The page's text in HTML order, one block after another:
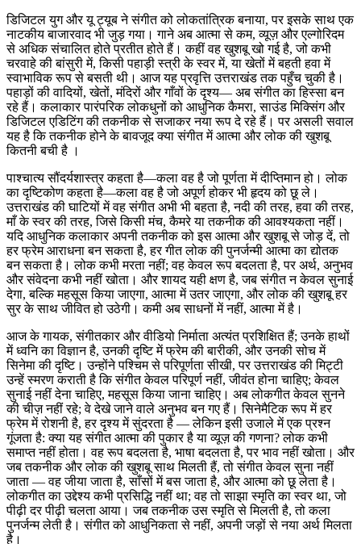
डिजिटल युग और यू ट्यूब ने संगीत को लोकतांत्रिक बनाया, पर इसके साथ एक
नाटकीय बाजारवाद भी जुड़ गया। गाने अब आत्मा से कम, व्यूज़ और एल्गोरिदम
से अधिक संचालित होते प्रतीत होते हैं। कहीं वह खुशबू खो गई है, जो कभी
चरवाहे की बांसुरी में, किसी पहाड़ी स्त्री के स्वर में, या खेतों में बहती हवा में
स्वाभाविक रूप से बसती थी। आज यह प्रवृत्ति उत्तराखंड तक पहुँच चुकी है।
पहाड़ों की वादियों, खेतों, मंदिरों और गाँवों के दृश्य— अब संगीत का हिस्सा बन
रहे हैं। कलाकार पारंपरिक लोकधुनों को आधुनिक कैमरा, साउंड मिक्सिंग और
डिजिटल एडिटिंग की तकनीक से सजाकर नया रूप दे रहे हैं। पर असली सवाल
यह है कि तकनीक होने के बावजूद क्या संगीत में आत्मा और लोक की खुशबू
कितनी बची है ।
पाश्चात्य सौंदर्यशास्त्र कहता है—कला वह है जो पूर्णता में दीप्तिमान हो। लोक
का दृष्टिकोण कहता है—कला वह है जो अपूर्ण होकर भी हृदय को छू ले।
उत्तराखंड की घाटियों में वह संगीत अभी भी बहता है, नदी की तरह, हवा की तरह,
माँ के स्वर की तरह, जिसे किसी मंच, कैमरे या तकनीक की आवश्यकता नहीं।
यदि आधुनिक कलाकार अपनी तकनीक को इस आत्मा और खुशबू से जोड़ दें, तो
हर फ्रेम आराधना बन सकता है, हर गीत लोक की पुनर्जन्मी आत्मा का द्योतक
बन सकता है। लोक कभी मरता नहीं; वह केवल रूप बदलता है, पर अर्थ, अनुभव
और संवेदना कभी नहीं खोता। और शायद यही क्षण है, जब संगीत न केवल सुनाई
देगा, बल्कि महसूस किया जाएगा, आत्मा में उतर जाएगा, और लोक की खुशबू हर
सुर के साथ जीवित हो उठेगी। कमी अब साधनों में नहीं, आत्मा में है।
आज के गायक, संगीतकार और वीडियो निर्माता अत्यंत प्रशिक्षित हैं; उनके हाथों
में ध्वनि का विज्ञान है, उनकी दृष्टि में फ्रेम की बारीकी, और उनकी सोच में
सिनेमा की दृष्टि। उन्होंने पश्चिम से परिपूर्णता सीखी, पर उत्तराखंड की मिट्टी
उन्हें स्मरण कराती है कि संगीत केवल परिपूर्ण नहीं, जीवंत होना चाहिए; केवल
सुनाई नहीं देना चाहिए, महसूस किया जाना चाहिए। अब लोकगीत केवल सुनने
की चीज़ नहीं रहे; वे देखे जाने वाले अनुभव बन गए हैं। सिनेमैटिक रूप में हर
फ्रेम में रोशनी है, हर दृश्य में सुंदरता है — लेकिन इसी उजाले में एक प्रश्न
गूंजता है: क्या यह संगीत आत्मा की पुकार है या व्यूज़ की गणना? लोक कभी
समाप्त नहीं होता। वह रूप बदलता है, भाषा बदलता है, पर भाव नहीं खोता। और
जब तकनीक और लोक की खुशबू साथ मिलती हैं, तो संगीत केवल सुना नहीं
जाता — वह जीया जाता है, साँसों में बस जाता है, और आत्मा को छू लेता है।
लोकगीत का उद्देश्य कभी प्रसिद्धि नहीं था; वह तो साझा स्मृति का स्वर था, जो
पीढ़ी दर पीढ़ी चलता आया। जब तकनीक उस स्मृति से मिलती है, तो कला
पुनर्जन्म लेती है। संगीत को आधुनिकता से नहीं, अपनी जड़ों से नया अर्थ मिलता
है।